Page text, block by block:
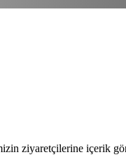
ziyaretçilerine içerik